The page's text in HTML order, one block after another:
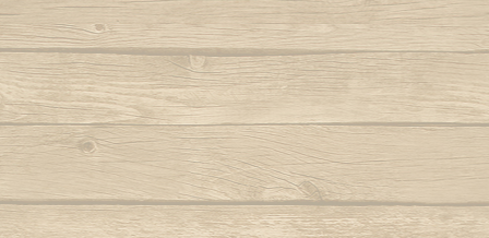
La na Bahia côco de dendê
Lembra de Bimba
Autor : Graduado Voador (Capoeira Nago)